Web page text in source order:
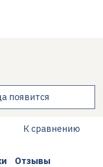
появится
К сравнению
Отзывы